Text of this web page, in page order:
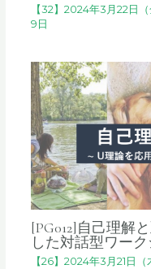
【32】2024年3月22日
9日
[PG012]自己理解
した対話型ワー
【26】2024年3月21日